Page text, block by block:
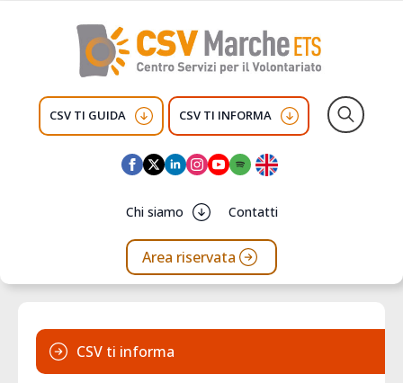
CSV TI GUIDA CSV TI INFORMA
Chi siamo Contatti
Area riservata
CSV ti informa